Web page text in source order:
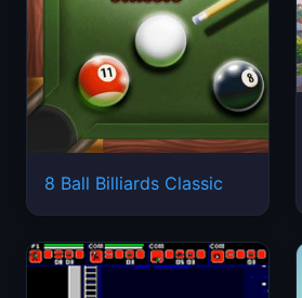
8 Ball Billiards Classic